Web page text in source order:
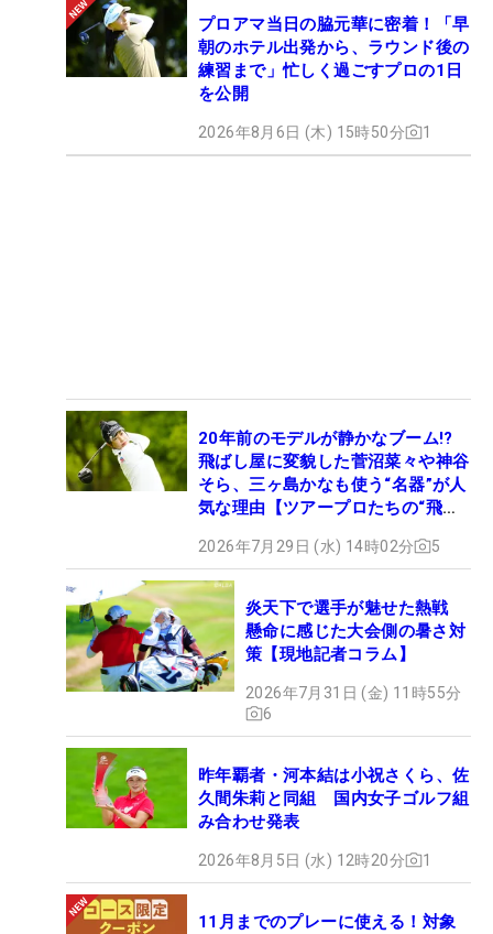
プロアマ当日の脇元華に密着！「早
朝のホテル出発から、ラウンド後の
練習まで」忙しく過ごすプロの1日
を公開
2026年8月6日 (木) 15時50分 1
20年前のモデルが静かなブーム!?
飛ばし屋に変貌した菅沼菜々や神谷
そら、三ヶ島かなも使う“名器”が人
気な理由【ツアープロたちの“飛ば
2026年7月29日 (水) 14時02分 5
炎天下で選手が魅せた熱戦
懸命に感じた大会側の暑さ対
策【現地記者コラム】
2026年7月31日 (金) 11時55分
6
昨年覇者・河本結は小祝さくら、佐
久間朱莉と同組 国内女子ゴルフ組
み合わせ発表
2026年8月5日 (水) 12時20分 1
11月までのプレーに使える！対象